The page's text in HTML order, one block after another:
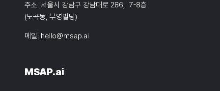
주소: 서울시 강남구 강남대로 286, 7-8층
(도곡동, 부영빌딩)
메일: hello@msap.ai
MSAP.ai